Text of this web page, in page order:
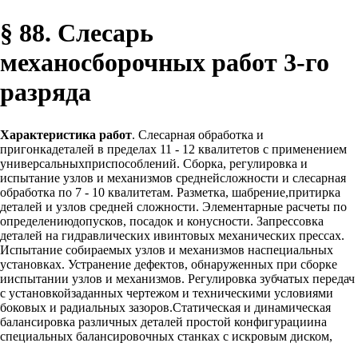
§ 88. Слесарь
механосборочных работ 3-го
разряда
Характеристика работ. Слесарная обработка и
пригонкадеталей в пределах 11 - 12 квалитетов с применением
универсальныхприспособлений. Сборка, регулировка и
испытание узлов и механизмов среднейсложности и слесарная
обработка по 7 - 10 квалитетам. Разметка, шабрение,притирка
деталей и узлов средней сложности. Элементарные расчеты по
определениюдопусков, посадок и конусности. Запрессовка
деталей на гидравлических ивинтовых механических прессах.
Испытание собираемых узлов и механизмов наспециальных
установках. Устранение дефектов, обнаруженных при сборке
ииспытании узлов и механизмов. Регулировка зубчатых передач
с установкойзаданных чертежом и техническими условиями
боковых и радиальных зазоров.Статическая и динамическая
балансировка различных деталей простой конфигурациина
специальных балансировочных станках с искровым диском,